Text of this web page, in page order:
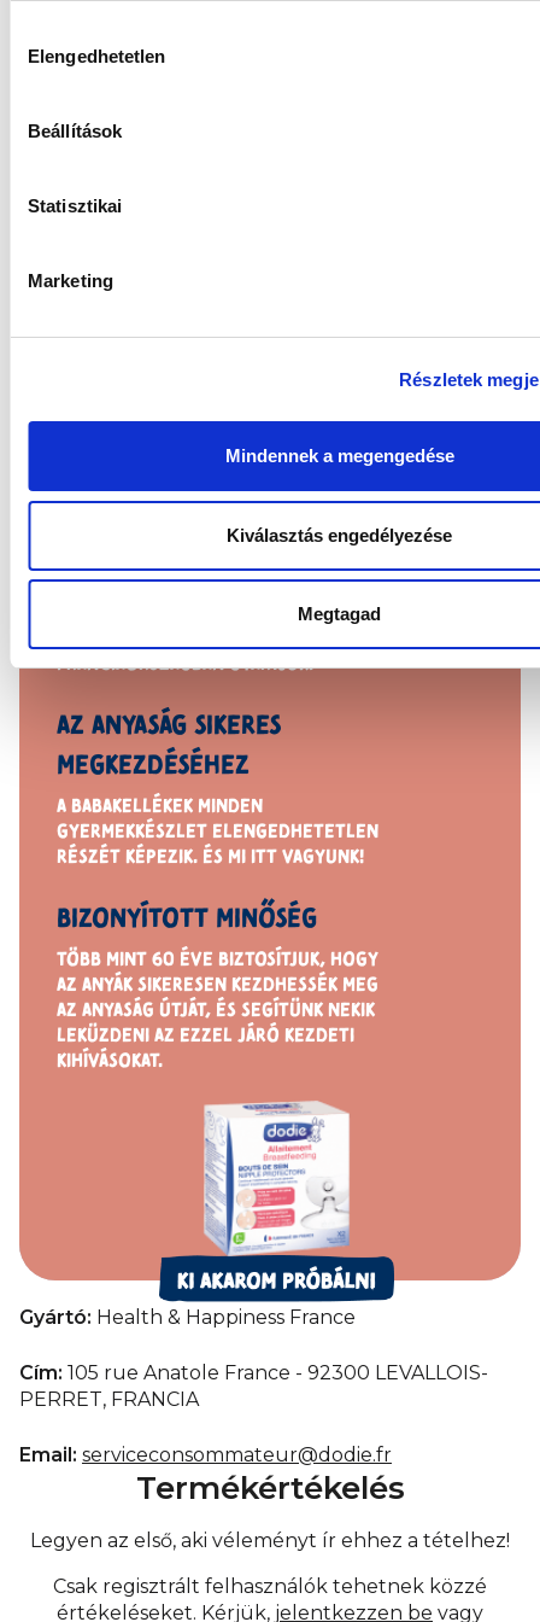
kiválasztása
Elengedhetetlen
Beállítások
Statisztikai
Marketing
Részletek
Mindennek a megengedése
Kiválasztás engedélyezése
Megtagad
TERMÉSZETES HIPOALLERGÉN
ÁPOLÁS FRANCIAORSZÁGBÓL,
HAGYOMÁNNYAL
BECSÜLETES FRANCIA
GYÁRTÁS
BÜSZKÉK VAGYUNK ARRA, HOGY
FRANCIAORSZÁGBAN GYÁRTJUK.
AZ ANYASÁG SIKERES
MEGKEZDÉSÉHEZ
A BABAKELLÉKEK MINDEN
GYERMEKKÉSZLET ELENGEDHETETLEN
RÉSZÉT KÉPEZIK. ÉS MI ITT VAGYUNK!
BIZONYÍTOTT MINŐSÉG
TÖBB MINT 60 ÉVE BIZTOSÍTJUK, HOGY
AZ ANYÁK SIKERESEN KEZDHESSÉK MEG
AZ ANYASÁG ÚTJÁT, ÉS SEGÍTÜNK NEKIK
LEKÜZDENI AZ EZZEL JÁRÓ KEZDETI
KIHÍVÁSOKAT.
Gyártó: Health & Happiness France
Cím: 105 rue Anatole France - 92300 LEVALLOIS-
PERRET, FRANCIA
Email: serviceconsommateur@dodie.fr
Termékértékelés
Legyen az első, aki véleményt ír ehhez a tételhez!
Csak regisztrált felhasználók tehetnek közzé
értékeléseket. Kérjük, jelentkezzen be vagy